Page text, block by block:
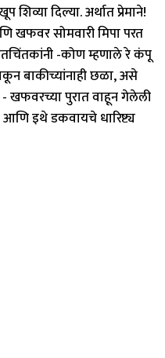
दिल्या. अर्थात प्रेमाने!
खफवर सोमवारी मिपा परत
-कोण म्हणाले रे कंपू
बाकीच्यांनाही छळा, असे
खफवरच्या पुरात वाहून गेलेली
इथे डकवायचे धारिष्ट्य